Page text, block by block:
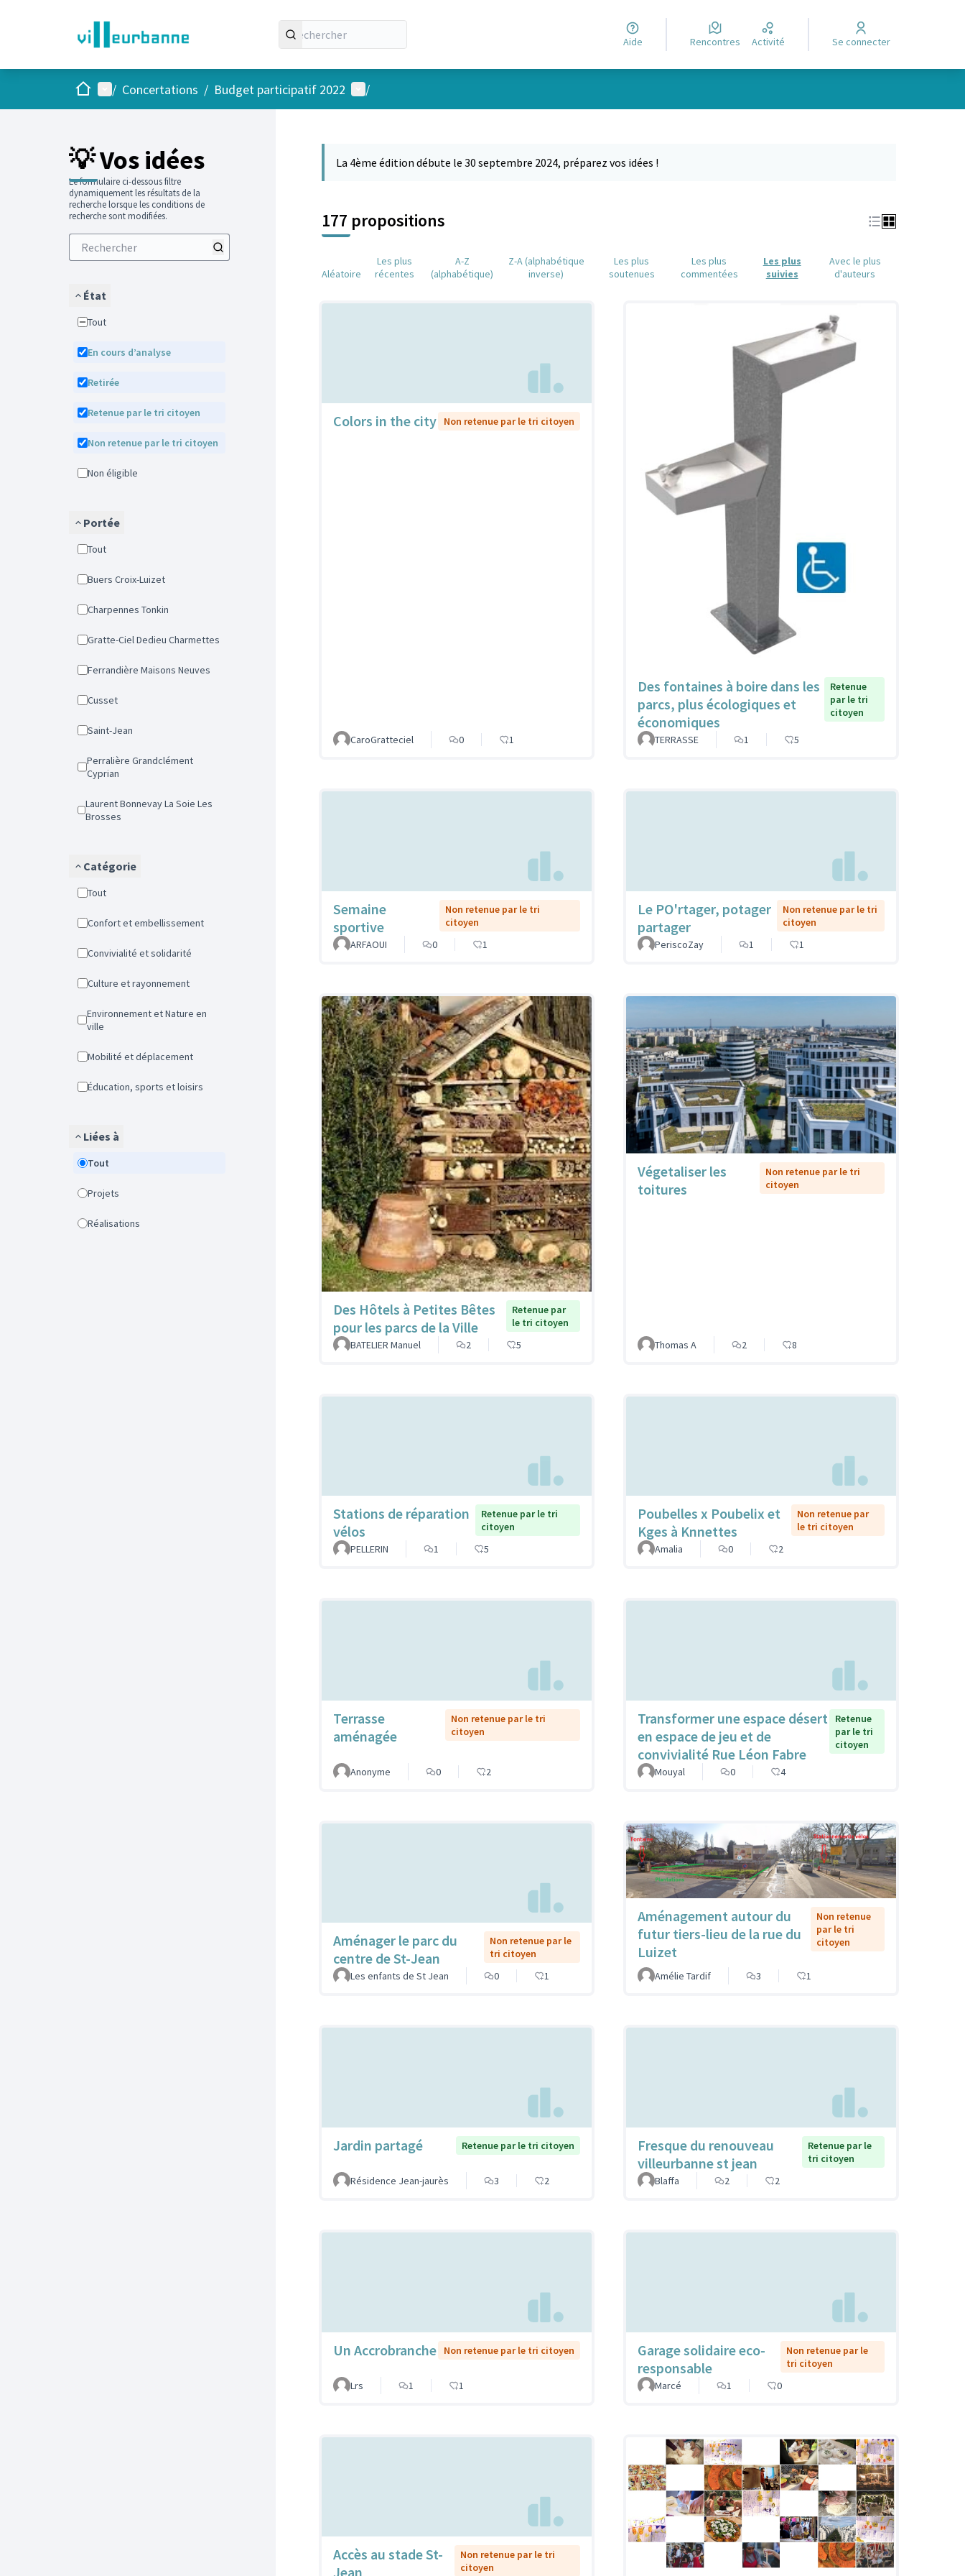
Aide Rencontres Activité Se connecter
AccueilMenu principal
/ Concertations / Budget participatif 2022 Menu utilisateur
/
💡 Vos idées
Le formulaire ci-dessous filtre
dynamiquement les résultats de la
recherche lorsque les conditions de
recherche sont modifiées.
État
Tout
En cours d’analyse
Retirée
Retenue par le tri citoyen
Non retenue par le tri citoyen
Non éligible
Portée
Tout
Buers Croix-Luizet
Charpennes Tonkin
Gratte-Ciel Dedieu Charmettes
Ferrandière Maisons Neuves
Cusset
Saint-Jean
Perralière Grandclément
Cyprian
Laurent Bonnevay La Soie Les
Brosses
Catégorie
Tout
Confort et embellissement
Convivialité et solidarité
Culture et rayonnement
Environnement et Nature en
ville
Mobilité et déplacement
Éducation, sports et loisirs
Liées à
Tout
Projets
Réalisations
La 4ème édition débute le 30 septembre 2024, préparez vos idées !
177 propositions
Aléatoire
Les plus
récentes
A-Z
(alphabétique)
Z-A (alphabétique
inverse)
Les plus
soutenues
Les plus
commentées
Les plus
suivies
Avec le plus
d'auteurs
Colors in the city Non retenue par le tri citoyen
CaroGratteciel 0 1
Des fontaines à boire dans les
parcs, plus écologiques et
économiques
Retenue
par le tri
citoyen
TERRASSE 1 5
Semaine
sportive
Non retenue par le tri
citoyen
ARFAOUI
0 1
Le PO'rtager, potager
partager
Non retenue par le tri
citoyen
PeriscoZay
1 1
Des Hôtels à Petites Bêtes
pour les parcs de la Ville
Retenue par
le tri citoyen
BATELIER Manuel
2 5
Végetaliser les
toitures
Non retenue par le tri
citoyen
Thomas A 2 8
Stations de réparation
vélos
Retenue par le tri
citoyen
PELLERIN
1 5
Poubelles x Poubelix et
Kges à Knnettes
Non retenue par
le tri citoyen
Amalia
0 2
Terrasse
aménagée
Non retenue par le tri
citoyen
Anonyme 0 2
Transformer une espace désert
en espace de jeu et de
convivialité Rue Léon Fabre
Retenue
par le tri
citoyen
Mouyal 0 4
Aménager le parc du
centre de St-Jean
Non retenue par le
tri citoyen
Les enfants de St Jean
0 1
Aménagement autour du
futur tiers-lieu de la rue du
Luizet
Non retenue
par le tri
citoyen
Amélie Tardif 3 1
Jardin partagé Retenue par le tri citoyen
Résidence Jean-jaurès 3 2
Fresque du renouveau
villeurbanne st jean
Retenue par le
tri citoyen
Blaffa
2 2
Un Accrobranche Non retenue par le tri citoyen
Lrs 1 1
Garage solidaire eco-
responsable
Non retenue par le
tri citoyen
Marcé
1 0
Accès au stade St-
Jean
Non retenue par le tri
citoyen